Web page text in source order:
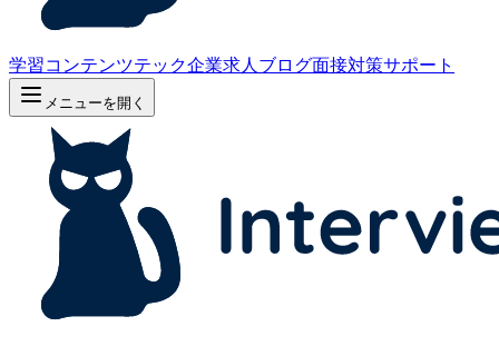
学習コンテンツテック企業求人 ブログ面接対策サポート
メニューを開く